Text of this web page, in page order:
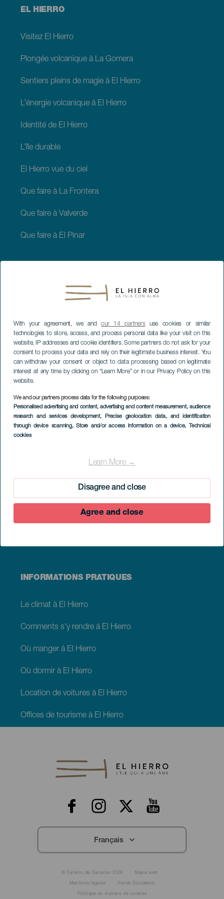
With your agreement, we andour 14 partnersuse cookies or similar
technologies to store, access, and process personal data like your visit on this
website, IP addresses and cookie identifiers. Some partners do not ask for your
consent to process your data and rely on their legitimate business interest. You
can withdraw your consent or object to data processing based on legitimate
interest at any time by clicking on “Learn More” or in our Privacy Policy on this
website.
We and our partners process data for the following purposes:
Personalised advertising and content, advertising and content measurement, audience
research and services development, Precise geolocation data, and identification
through device scanning, Store and/or access information on a device, Technical
cookies
Learn More →
Disagree and close
Agree and close
Menú
Hierro
EL HIERRO
Visitez El Hierro
Plongée volcanique à La Gomera
Sentiers pleins de magie à El Hierro
L’énergie volcanique á El Hierro
Identité de El Hierro
L’île durable
El Hierro vue du ciel
Que faire à La Frontera
Que faire à Valverde
Que faire à El Pinar
À VOIR ET À FAIRE
Espaces naturels de El Hierro
Lieux de charme de El Hierro
Points de vue de El Hierro
Piscines naturelles de El Hierro
Plages de El Hierro
Observation des étoiles de El Hierro
INFORMATIONS PRATIQUES
Le climat à El Hierro
Comments s'y rendre á El Hierro
Où manger á El Hierro
Où dormir à El Hierro
Location de voitures à El Hierro
Offices de tourisme à El Hierro
Hierro
Français
Menú© Turismo de Canarias 2026 Mapa web
Mentions légales Fonds Européens
Politique en matière de cookies